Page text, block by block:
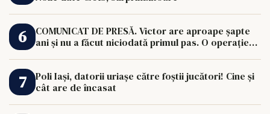
COMUNICAT DE PRESĂ. Victor are aproape șapte
ani și nu a făcut niciodată primul pas. O operație
Poli Iași, datorii uriașe către foștii jucători! Cine și
cât are de încasat